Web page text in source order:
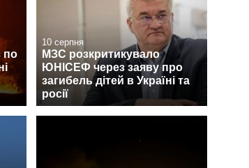
по
10 серпня
МЗС розкритикувало
ЮНІСЕФ через заяву про
загибель дітей в Україні та
росії